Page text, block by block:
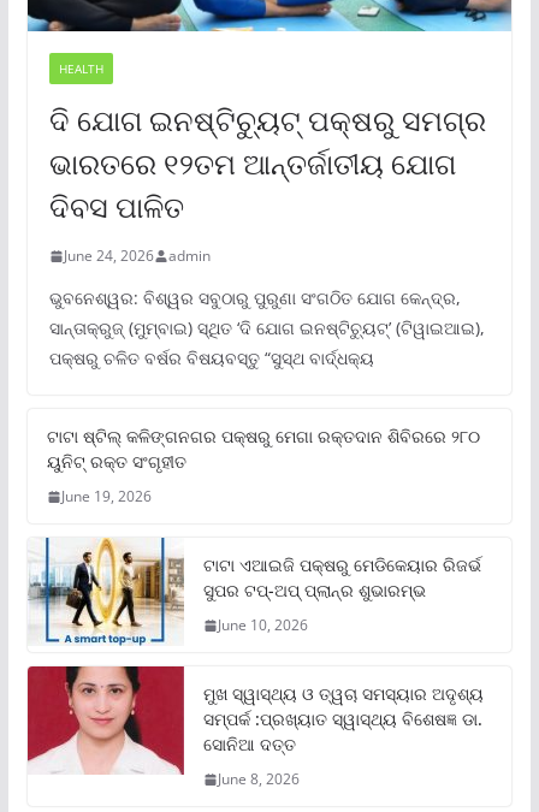
HEALTH
ଦି ଯୋଗ ଇନଷ୍ଟିଚ୍ୟୁଟ୍ ପକ୍ଷରୁ ସମଗ୍ର
ଭାରତରେ ୧୨ତମ ଆନ୍ତର୍ଜାତୀୟ ଯୋଗ
ଦିବସ ପାଳିତ
June 24, 2026 admin
ଭୁବନେଶ୍ୱର: ବିଶ୍ୱର ସବୁଠାରୁ ପୁରୁଣା ସଂଗଠିତ ଯୋଗ କେନ୍ଦ୍ର,
ସାନ୍ତାକ୍ରୁଜ୍ (ମୁମ୍ବାଇ) ସ୍ଥିତ ‘ଦି ଯୋଗ ଇନଷ୍ଟିଚ୍ୟୁଟ୍‌’ (ଟିୱାଇଆଇ),
ପକ୍ଷରୁ ଚଳିତ ବର୍ଷର ବିଷୟବସ୍ତୁ “ସୁସ୍ଥ ବାର୍ଦ୍ଧକ୍ୟ
ଟାଟା ଷ୍ଟିଲ୍‌ କଳିଙ୍ଗନଗର ପକ୍ଷରୁ ମେଗା ରକ୍ତଦାନ ଶିବିରରେ ୨୮୦
ୟୁନିଟ୍‌ ରକ୍ତ ସଂଗୃହୀତ
June 19, 2026
ଟାଟା ଏଆଇଜି ପକ୍ଷରୁ ମେଡିକେୟାର ରିଜର୍ଭ
ସୁପର ଟପ୍‌-ଅପ୍ ପ୍ଲାନ୍‌ର ଶୁଭାରମ୍ଭ
June 10, 2026
ମୁଖ ସ୍ୱାସ୍ଥ୍ୟ ଓ ତ୍ୱଚା ସମସ୍ୟାର ଅଦୃଶ୍ୟ
ସମ୍ପର୍କ :ପ୍ରଖ୍ୟାତ ସ୍ୱାସ୍ଥ୍ୟ ବିଶେଷଜ୍ଞ ଡା.
ସୋନିଆ ଦତ୍ତ
June 8, 2026